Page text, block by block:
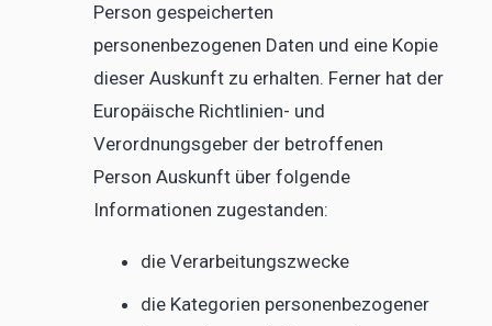
Person gespeicherten
personenbezogenen Daten und eine Kopie
dieser Auskunft zu erhalten. Ferner hat der
Europäische Richtlinien- und
Verordnungsgeber der betroffenen
Person Auskunft über folgende
Informationen zugestanden:
die Verarbeitungszwecke
die Kategorien personenbezogener